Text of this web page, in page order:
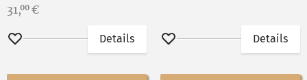
Preis:
31,00 €
Merken
Details
Merken
Details